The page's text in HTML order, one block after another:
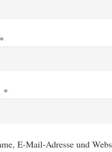
*
*
E-Mail-Adresse und